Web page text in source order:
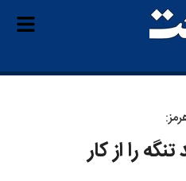
را از کار